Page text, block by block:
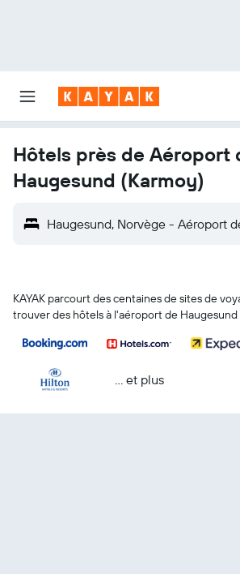
Hôtels près de Aéroport
Haugesund (Karmoy)
Haugesund, Norvège - Aéroport
KAYAK parcourt des centaines de sites de
trouver des hôtels à l'aéroport de Haugesund
… et plus